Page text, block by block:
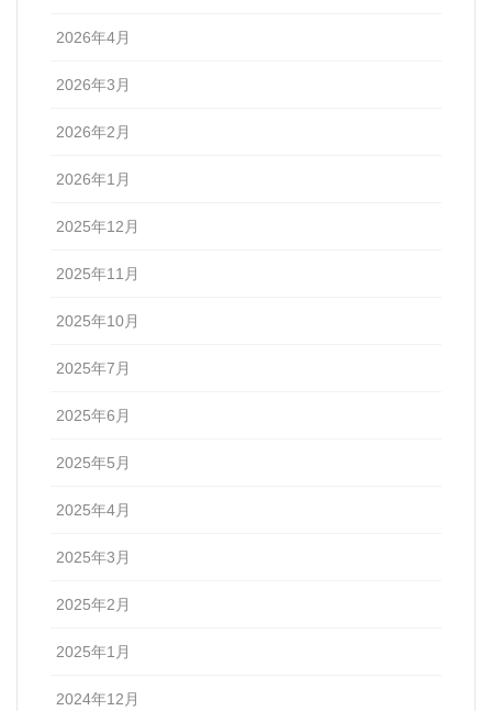
2026年4月
2026年3月
2026年2月
2026年1月
2025年12月
2025年11月
2025年10月
2025年7月
2025年6月
2025年5月
2025年4月
2025年3月
2025年2月
2025年1月
2024年12月